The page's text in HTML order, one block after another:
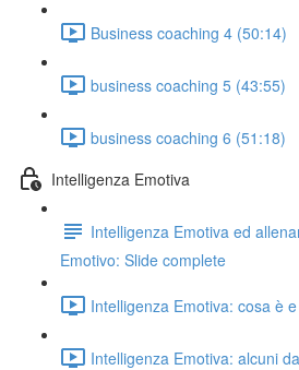
Business coaching 4 (50:14)
business coaching 5 (43:55)
business coaching 6 (51:18)
Intelligenza Emotiva
Intelligenza Emotiva ed
Emotivo: Slide complete
Intelligenza Emotiva: cosa è
Intelligenza Emotiva: alcuni